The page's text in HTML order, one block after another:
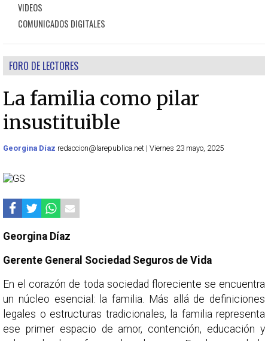
VIDEOS
COMUNICADOS DIGITALES
FORO DE LECTORES
La familia como pilar
insustituible
Georgina Díaz redaccion@larepublica.net | Viernes 23 mayo, 2025
Georgina Díaz
Gerente General Sociedad Seguros de Vida
En el corazón de toda sociedad floreciente se encuentra
un núcleo esencial: la familia. Más allá de definiciones
legales o estructuras tradicionales, la familia representa
ese primer espacio de amor, contención, educación y